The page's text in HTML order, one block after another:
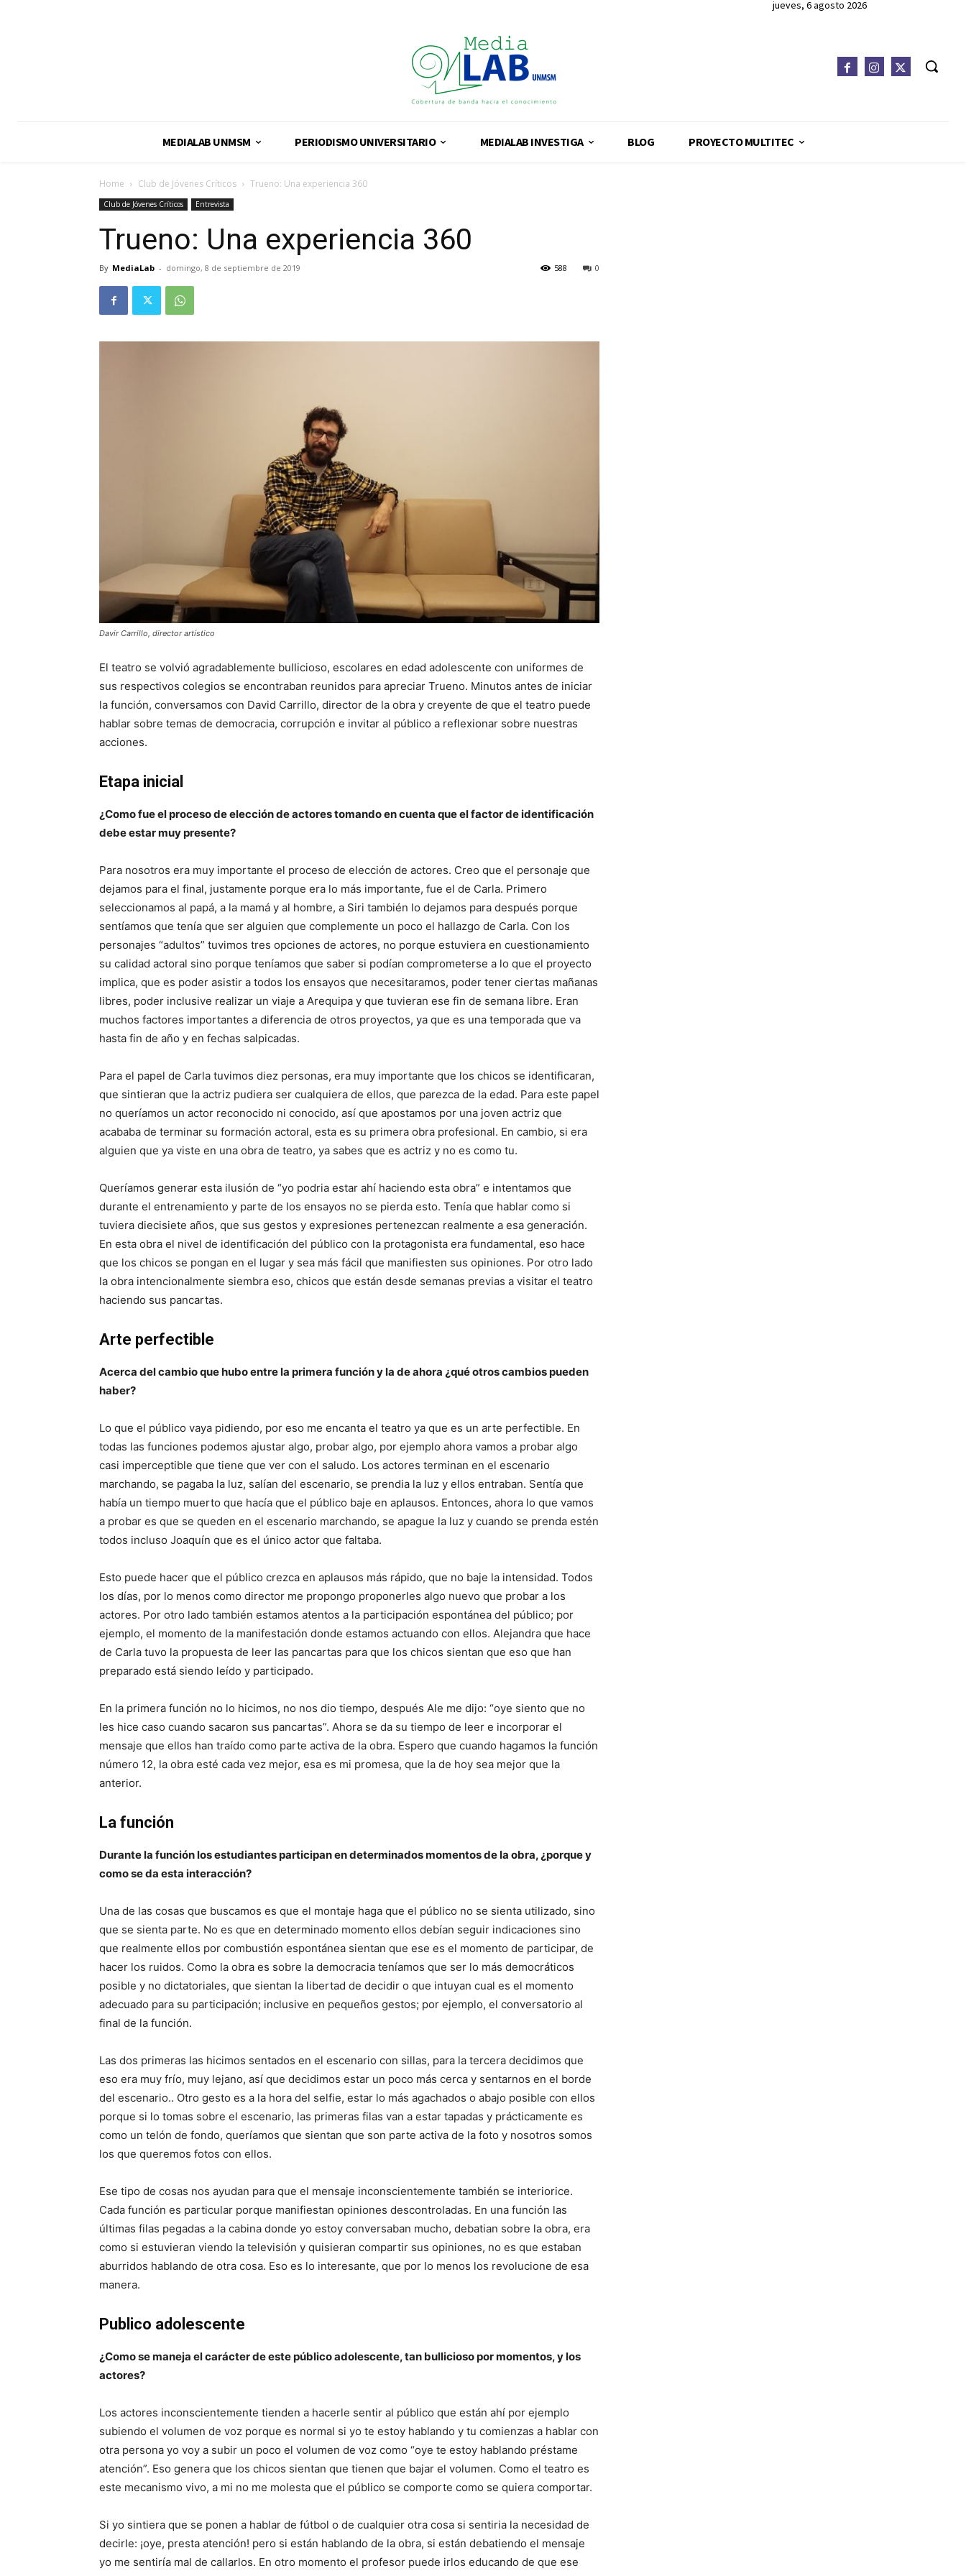
jueves, 6 agosto 2026
MEDIALAB UNMSM PERIODISMO UNIVERSITARIO MEDIALAB INVESTIGA BLOG PROYECTO MULTITEC
Home Club de Jóvenes Críticos Trueno: Una experiencia 360
Club de Jóvenes Críticos Entrevista
Trueno: Una experiencia 360
By MediaLab - domingo, 8 de septiembre de 2019 0
588
Davir Carrillo, director artístico
El teatro se volvió agradablemente bullicioso, escolares en edad adolescente con uniformes de
sus respectivos colegios se encontraban reunidos para apreciar Trueno. Minutos antes de iniciar
la función, conversamos con David Carrillo, director de la obra y creyente de que el teatro puede
hablar sobre temas de democracia, corrupción e invitar al público a reflexionar sobre nuestras
acciones.
Etapa inicial
¿Como fue el proceso de elección de actores tomando en cuenta que el factor de identificación
debe estar muy presente?
Para nosotros era muy importante el proceso de elección de actores. Creo que el personaje que
dejamos para el final, justamente porque era lo más importante, fue el de Carla. Primero
seleccionamos al papá, a la mamá y al hombre, a Siri también lo dejamos para después porque
sentíamos que tenía que ser alguien que complemente un poco el hallazgo de Carla. Con los
personajes “adultos” tuvimos tres opciones de actores, no porque estuviera en cuestionamiento
su calidad actoral sino porque teníamos que saber si podían comprometerse a lo que el proyecto
implica, que es poder asistir a todos los ensayos que necesitaramos, poder tener ciertas mañanas
libres, poder inclusive realizar un viaje a Arequipa y que tuvieran ese fin de semana libre. Eran
muchos factores importantes a diferencia de otros proyectos, ya que es una temporada que va
hasta fin de año y en fechas salpicadas.
Para el papel de Carla tuvimos diez personas, era muy importante que los chicos se identificaran,
que sintieran que la actriz pudiera ser cualquiera de ellos, que parezca de la edad. Para este papel
no queríamos un actor reconocido ni conocido, así que apostamos por una joven actriz que
acababa de terminar su formación actoral, esta es su primera obra profesional. En cambio, si era
alguien que ya viste en una obra de teatro, ya sabes que es actriz y no es como tu.
Queríamos generar esta ilusión de “yo podria estar ahí haciendo esta obra” e intentamos que
durante el entrenamiento y parte de los ensayos no se pierda esto. Tenía que hablar como si
tuviera diecisiete años, que sus gestos y expresiones pertenezcan realmente a esa generación.
En esta obra el nivel de identificación del público con la protagonista era fundamental, eso hace
que los chicos se pongan en el lugar y sea más fácil que manifiesten sus opiniones. Por otro lado
la obra intencionalmente siembra eso, chicos que están desde semanas previas a visitar el teatro
haciendo sus pancartas.
Arte perfectible
Acerca del cambio que hubo entre la primera función y la de ahora ¿qué otros cambios pueden
haber?
Lo que el público vaya pidiendo, por eso me encanta el teatro ya que es un arte perfectible. En
todas las funciones podemos ajustar algo, probar algo, por ejemplo ahora vamos a probar algo
casi imperceptible que tiene que ver con el saludo. Los actores terminan en el escenario
marchando, se pagaba la luz, salían del escenario, se prendia la luz y ellos entraban. Sentía que
había un tiempo muerto que hacía que el público baje en aplausos. Entonces, ahora lo que vamos
a probar es que se queden en el escenario marchando, se apague la luz y cuando se prenda estén
todos incluso Joaquín que es el único actor que faltaba.
Esto puede hacer que el público crezca en aplausos más rápido, que no baje la intensidad. Todos
los días, por lo menos como director me propongo proponerles algo nuevo que probar a los
actores. Por otro lado también estamos atentos a la participación espontánea del público; por
ejemplo, el momento de la manifestación donde estamos actuando con ellos. Alejandra que hace
de Carla tuvo la propuesta de leer las pancartas para que los chicos sientan que eso que han
preparado está siendo leído y participado.
En la primera función no lo hicimos, no nos dio tiempo, después Ale me dijo: “oye siento que no
les hice caso cuando sacaron sus pancartas”. Ahora se da su tiempo de leer e incorporar el
mensaje que ellos han traído como parte activa de la obra. Espero que cuando hagamos la función
número 12, la obra esté cada vez mejor, esa es mi promesa, que la de hoy sea mejor que la
anterior.
La función
Durante la función los estudiantes participan en determinados momentos de la obra, ¿porque y
como se da esta interacción?
Una de las cosas que buscamos es que el montaje haga que el público no se sienta utilizado, sino
que se sienta parte. No es que en determinado momento ellos debían seguir indicaciones sino
que realmente ellos por combustión espontánea sientan que ese es el momento de participar, de
hacer los ruidos. Como la obra es sobre la democracia teníamos que ser lo más democráticos
posible y no dictatoriales, que sientan la libertad de decidir o que intuyan cual es el momento
adecuado para su participación; inclusive en pequeños gestos; por ejemplo, el conversatorio al
final de la función.
Las dos primeras las hicimos sentados en el escenario con sillas, para la tercera decidimos que
eso era muy frío, muy lejano, así que decidimos estar un poco más cerca y sentarnos en el borde
del escenario.. Otro gesto es a la hora del selfie, estar lo más agachados o abajo posible con ellos
porque si lo tomas sobre el escenario, las primeras filas van a estar tapadas y prácticamente es
como un telón de fondo, queríamos que sientan que son parte activa de la foto y nosotros somos
los que queremos fotos con ellos.
Ese tipo de cosas nos ayudan para que el mensaje inconscientemente también se interiorice.
Cada función es particular porque manifiestan opiniones descontroladas. En una función las
últimas filas pegadas a la cabina donde yo estoy conversaban mucho, debatian sobre la obra, era
como si estuvieran viendo la televisión y quisieran compartir sus opiniones, no es que estaban
aburridos hablando de otra cosa. Eso es lo interesante, que por lo menos los revolucione de esa
manera.
Publico adolescente
¿Como se maneja el carácter de este público adolescente, tan bullicioso por momentos, y los
actores?
Los actores inconscientemente tienden a hacerle sentir al público que están ahí por ejemplo
subiendo el volumen de voz porque es normal si yo te estoy hablando y tu comienzas a hablar con
otra persona yo voy a subir un poco el volumen de voz como “oye te estoy hablando préstame
atención”. Eso genera que los chicos sientan que tienen que bajar el volumen. Como el teatro es
este mecanismo vivo, a mi no me molesta que el público se comporte como se quiera comportar.
Si yo sintiera que se ponen a hablar de fútbol o de cualquier otra cosa si sentiria la necesidad de
decirle: ¡oye, presta atención! pero si están hablando de la obra, si están debatiendo el mensaje
yo me sentiría mal de callarlos. En otro momento el profesor puede irlos educando de que ese